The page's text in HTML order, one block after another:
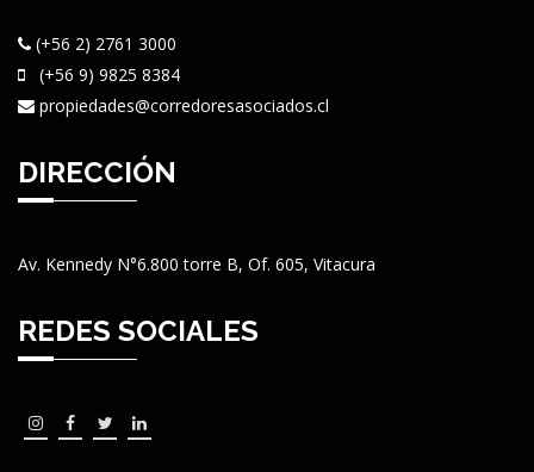
(+56 2) 2761 3000
(+56 9) 9825 8384
propiedades@corredoresasociados.cl
DIRECCIÓN
Av. Kennedy N°6.800 torre B, Of. 605, Vitacura
REDES SOCIALES